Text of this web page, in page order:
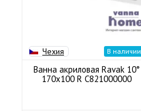
Чехия В наличии
Ванна акриловая Ravak 10°
170x100 R C821000000